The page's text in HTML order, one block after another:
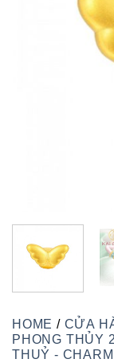
HOME / CỬA
PHONG THỦY
THUỶ -